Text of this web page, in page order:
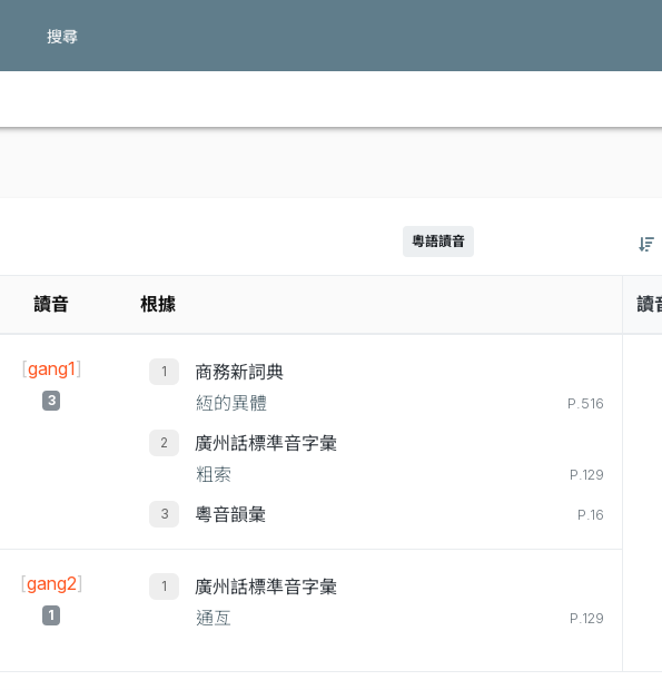
搜尋
粵語讀音
讀音 根據
[gang1]
3
商務新詞典
絚的異體
P.516
廣州話標準音字彙
粗索
P.129
粵音韻彙 P.16
[gang2]
1
廣州話標準音字彙
通亙
P.129
讀